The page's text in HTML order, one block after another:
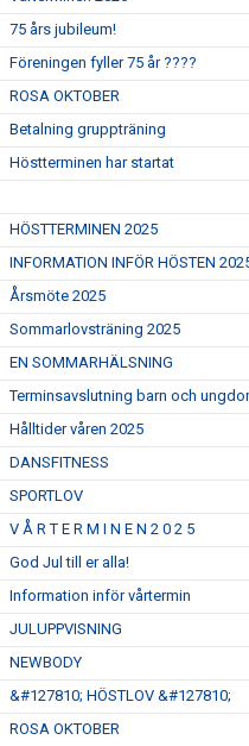
75 års jubileum!
Föreningen fyller 75 år ????
ROSA OKTOBER
Betalning gruppträning
Höstterminen har startat
HÖSTTERMINEN 2025
INFORMATION INFÖR HÖSTEN
Årsmöte 2025
Sommarlovsträning 2025
EN SOMMARHÄLSNING
Terminsavslutning barn och
Hålltider våren 2025
DANSFITNESS
SPORTLOV
V Å R T E R M I N E N 2 0 2 5
God Jul till er alla!
Information inför vårtermin
JULUPPVISNING
NEWBODY
&#127810; HÖSTLOV &#127810;
ROSA OKTOBER